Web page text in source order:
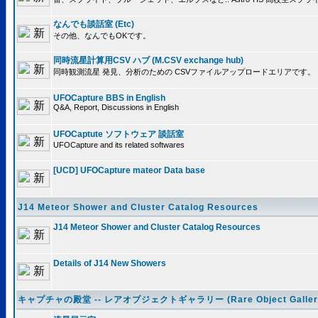
なんでも談話室 (Etc)
その他、なんでもOKです。
同時流星計算用CSV ハブ (M.CSV exchange hub)
同時観測流星 発見、分析のための CSVファイルアップロードエリアです。
UFOCapture BBS in English
Q&A, Report, Discussions in English
UFOCaptute ソフトウェア 談話室
UFOCapture and its related softwares
[UCD] UFOCapture mateor Data base
J14 Meteor Shower and Cluster Catalog Resources
J14 Meteor Shower and Cluster Catalog Resources
Details of J14 New Showers
キャプチャの殿堂 -- レアオブジェクトギャラリー (Rare Object